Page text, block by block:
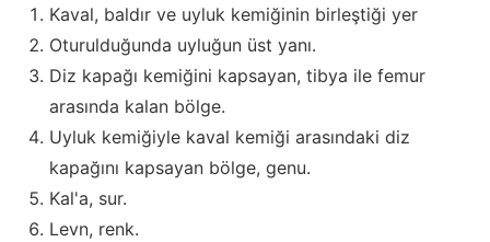
Kaval, baldır ve uyluk kemiğinin birleştiği yer
Oturulduğunda uyluğun üst yanı.
Diz kapağı kemiğini kapsayan, tibya ile femur
arasında kalan bölge.
Uyluk kemiğiyle kaval kemiği arasındaki diz
kapağını kapsayan bölge, genu.
Kal'a, sur.
Levn, renk.